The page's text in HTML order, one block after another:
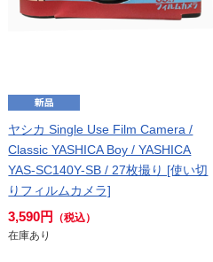
ヤシカ Single Use Film Camera /
Classic YASHICA Boy / YASHICA
YAS-SC140Y-SB / 27枚撮り [使い切
りフィルムカメラ]
3,590円
（税込）
在庫あり